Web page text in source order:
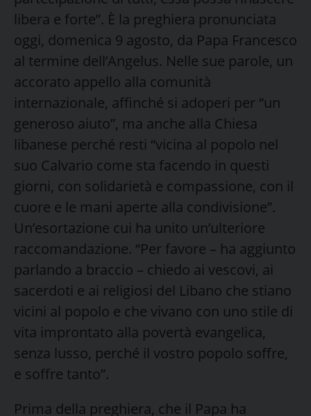
libera e forte”. È la preghiera pronunciata
oggi, domenica 9 agosto, da Papa Francesco
al termine dell’Angelus. Nelle sue parole, un
accorato appello alla comunità
internazionale, affinché si adoperi per “un
generoso aiuto”, ma anche alla Chiesa
libanese perché resti “vicina al popolo nel
suo Calvario come sta facendo in questi
giorni, con solidarietà e compassione, con il
cuore e le mani aperte alla condivisione”.
Un’esortazione cui ha unito un’ulteriore
raccomandazione. “Per favore – ha aggiunto
parlando a braccio – chiedo ai vescovi, ai
sacerdoti e ai religiosi del Libano che stiano
vicini al popolo e che vivano con uno stile di
vita improntato alla povertà evangelica,
senza lusso, perché il vostro popolo soffre,
e soffre tanto”.
Prima della preghiera, che il Papa ha